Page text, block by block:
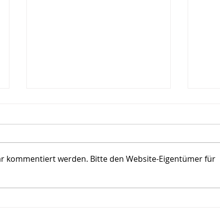
Das Zucken einer
Wir
kommentiert werden. Bitte den Website-Eigentümer für